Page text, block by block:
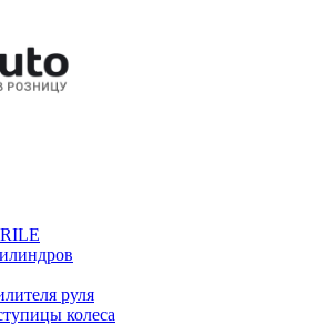
руля
колеса